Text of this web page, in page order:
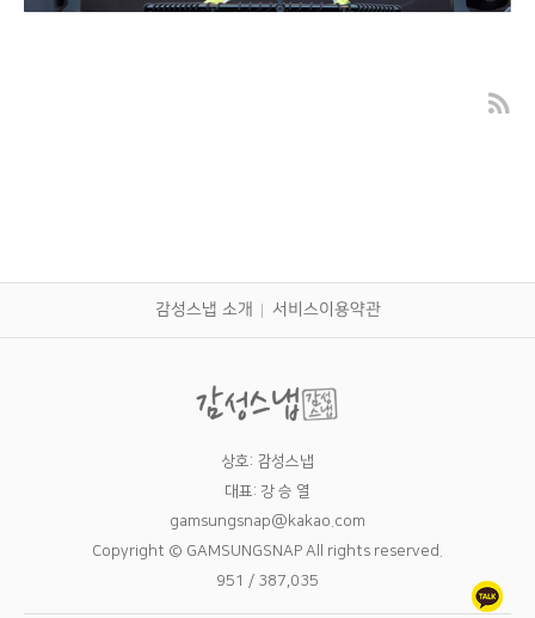
감성스냅 소개 서비스이용약관
상호: 감성스냅
대표: 강 승 열
gamsungsnap@kakao.com
Copyright © GAMSUNGSNAP All rights reserved.
951 / 387,035